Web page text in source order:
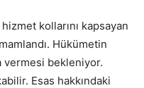
kollarını kapsayan
Hükümetin
vermesi bekleniyor.
Esas hakkındaki